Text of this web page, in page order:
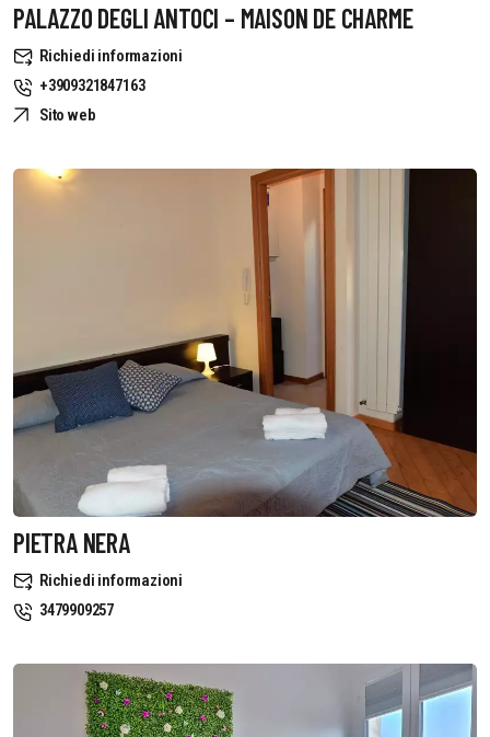
PALAZZO DEGLI ANTOCI – MAISON DE CHARME
Richiedi informazioni
+3909321847163
Sito web
PIETRA NERA
Richiedi informazioni
3479909257